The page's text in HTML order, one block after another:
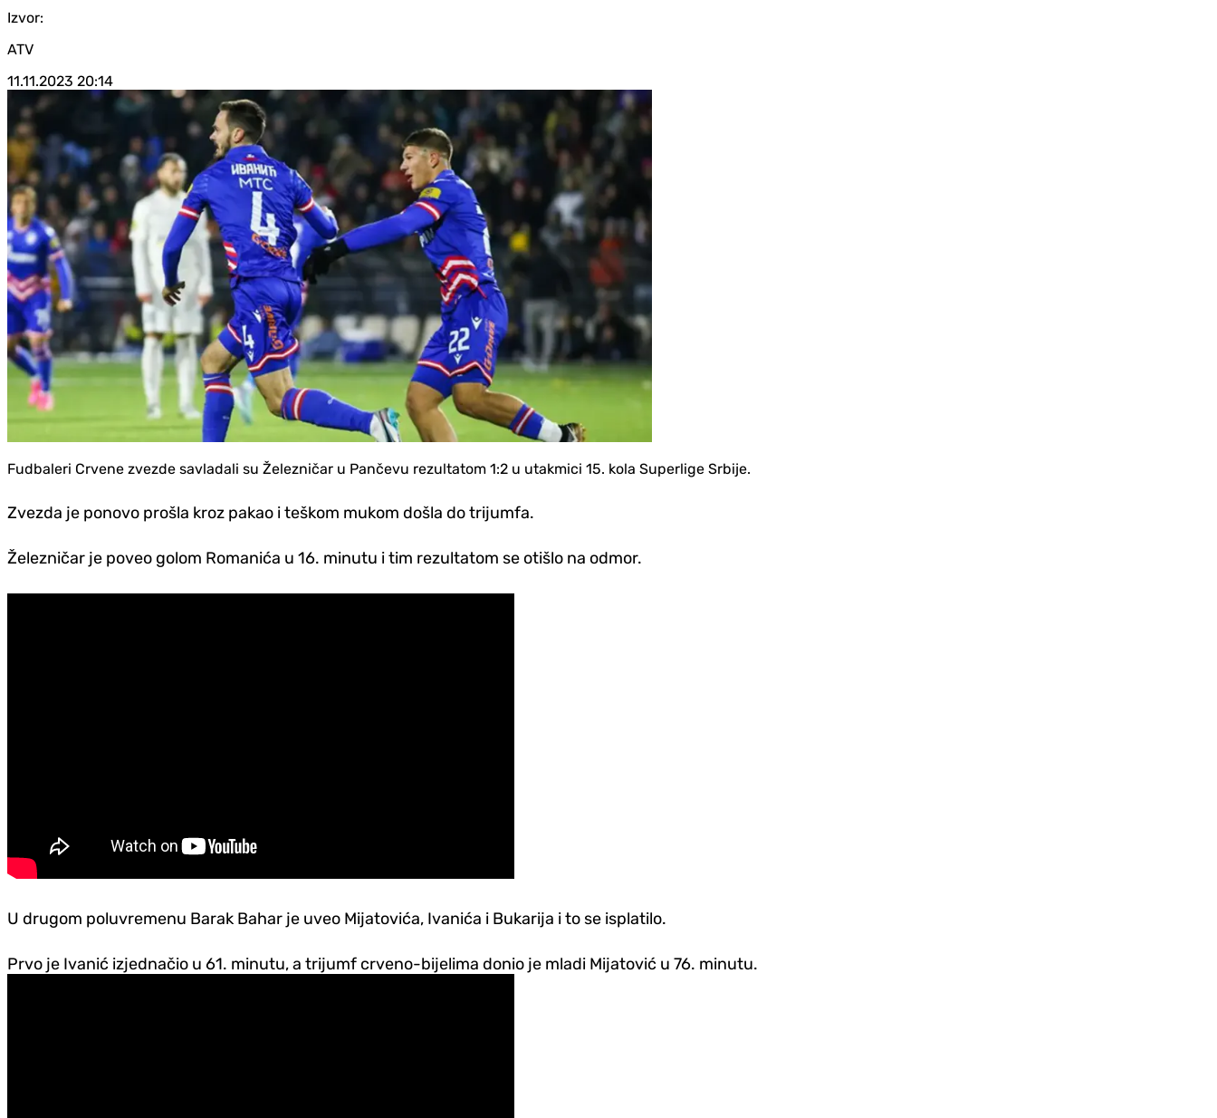
Izvor:
ATV
11.11.2023 20:14
Fudbaleri Crvene zvezde savladali su Železničar u Pančevu rezultatom 1:2 u utakmici 15. kola Superlige Srbije.
Zvezda je ponovo prošla kroz pakao i teškom mukom došla do trijumfa.
Železničar je poveo golom Romanića u 16. minutu i tim rezultatom se otišlo na odmor.
U drugom poluvremenu Barak Bahar je uveo Mijatovića, Ivanića i Bukarija i to se isplatilo.
Prvo je Ivanić izjednačio u 61. minutu, a trijumf crveno-bijelima donio je mladi Mijatović u 76. minutu.